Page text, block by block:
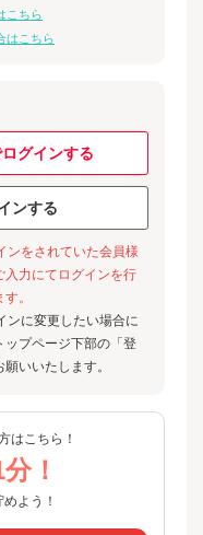
こちら
はこちら
グインする
ンする
をされていた会員様
入力にてログインを行
。
に変更したい場合に
ップページ下部の「登
いいたします。
はこちら！
！
よう！